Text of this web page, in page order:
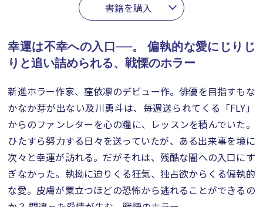
書籍を購入
幸運は不幸への入口──。
偏執的な愛にじりじ
りと追い詰められる、戦慄のホラー
新進ホラー作家、窪依凛のデビュー作。俳優を目指すもな
かなか芽が出ない及川勇斗は、毎週送られてくる「FLY」
からのファンレターを心の糧に、レッスンを積んでいた。
ひたすら努力する日々を送っていたが、ある出来事を境に
次々と幸運が訪れる。だがそれは、残酷な闇への入口にす
ぎなかった。執拗に迫りくる狂気、独占欲からくる偏執的
な愛。皮膚が粟立つほどの恐怖から逃れることができるの